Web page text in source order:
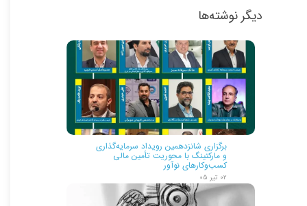
دیگر نوشته‌ها
برگزاری شانزدهمین رویداد سرمایه‌گذاری
و مارکتینگ با محوریت تأمین مالی
کسب‌وکارهای نوآور
۰۲ تیر ۰۵